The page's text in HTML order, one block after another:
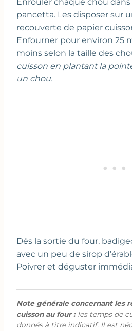
pancetta. Les disposer sur
recouverte de papier
Enfourner pour environ 25
moins selon la taille des
cuisson en plantant la
un chou.
Dés la sortie du four,
avec un peu de sirop
Poivrer et déguster
Note générale concernant les
cuisson au four :les temps de
donnés à titre indicatif. Il est